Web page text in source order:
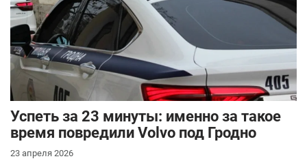
Успеть за 23 минуты: именно за такое
время повредили Volvo под Гродно
23 апреля 2026